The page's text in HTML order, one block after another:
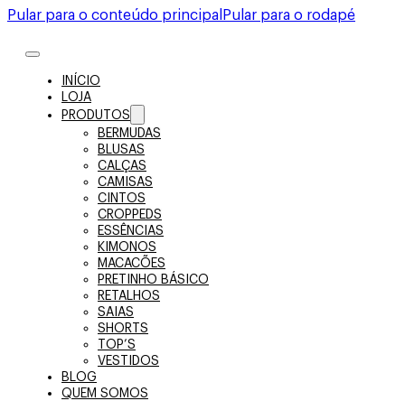
Pular para o conteúdo principal Pular para o rodapé
INÍCIO
LOJA
PRODUTOS
BERMUDAS
BLUSAS
CALÇAS
CAMISAS
CINTOS
CROPPEDS
ESSÊNCIAS
KIMONOS
MACACÕES
PRETINHO BÁSICO
RETALHOS
SAIAS
SHORTS
TOP’S
VESTIDOS
BLOG
QUEM SOMOS